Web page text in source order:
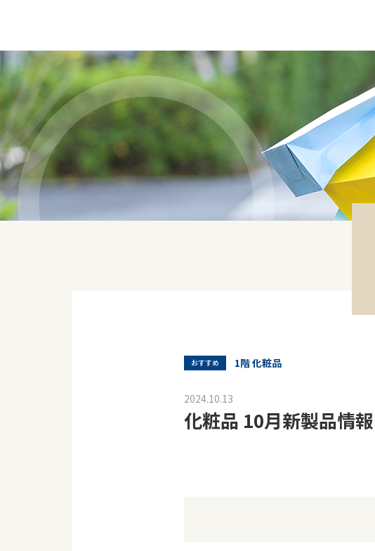
おすすめ 1階 化粧品
2024.10.13
化粧品 10月新製品情報